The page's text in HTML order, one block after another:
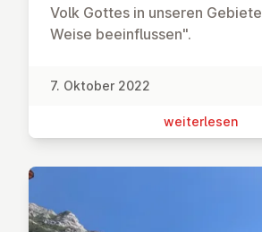
Volk Gottes in unseren
Weise beeinflussen".
7. Oktober 2022
wei­ter­le­sen